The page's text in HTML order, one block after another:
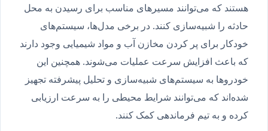
هستند که می‌توانند مسیرهای مناسب برای رسیدن به محل
حادثه را شبیه‌سازی کنند. در برخی مدل‌ها، سیستم‌های
خودکار برای پر کردن مخازن آب و مواد شیمیایی وجود دارند
که باعث افزایش سرعت عملیات می‌شوند. همچنین این
خودروها به سیستم‌های شبیه‌سازی و تحلیل پیشرفته تجهیز
شده‌اند که می‌توانند شرایط محیطی را به سرعت ارزیابی
کرده و به تیم فرماندهی کمک کنند.